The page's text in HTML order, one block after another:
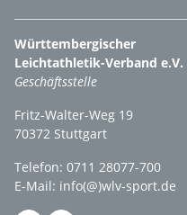
Württembergischer
Leichtathletik-Verband e.V.
Geschäftsstelle
Fritz-Walter-Weg 19
70372 Stuttgart
Telefon: 0711 28077-700
E-Mail: info(@)wlv-sport.de